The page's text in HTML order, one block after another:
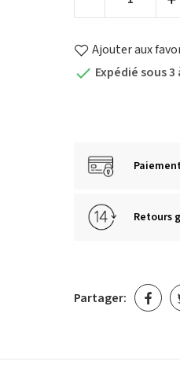
Ajouter aux
 Expédié sous 3
Retours
Partager: